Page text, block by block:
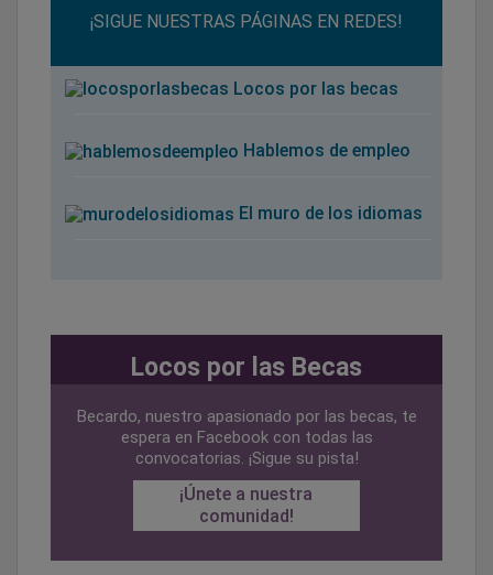
¡SIGUE NUESTRAS PÁGINAS EN REDES!
Locos por las becas
Hablemos de empleo
El muro de los idiomas
Locos por las Becas
Becardo, nuestro apasionado por las becas, te
espera en Facebook con todas las
convocatorias. ¡Sigue su pista!
¡Únete a nuestra
comunidad!